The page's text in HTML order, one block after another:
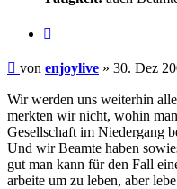
Beitrag
von enjoylive » 30. Dez
Wir werden uns weiterhin
merkten wir nicht, wohin
Gesellschaft im Niedergang
Und wir Beamte haben
gut man kann für den Fall
arbeite um zu leben, aber